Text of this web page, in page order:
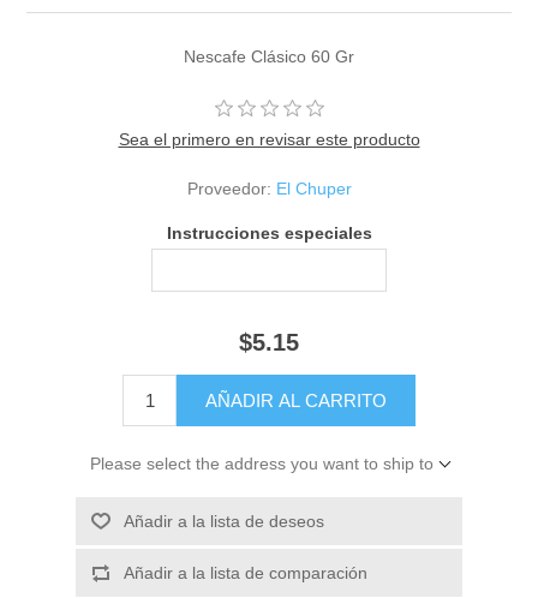
Nescafe Clásico 60 Gr
Sea el primero en revisar este producto
Proveedor: El Chuper
Instrucciones especiales
$5.15
Please select the address you want to ship to